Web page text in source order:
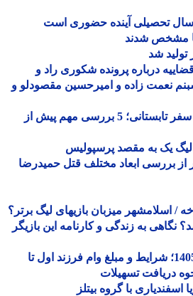
آینده حضوری است
شدند
شد
درباره پرونده شکوری راد و
زاده و امیرحسین مقصودلو و
آماده سازی خودرو برای سفر تابستانی؛ 5 بررسی مهم پیش از
یک به مقصد پرسپولیس
ابعاد مختلف قتل حمیدرضا
میزبان بازیهای لیگ برتر؟
به زندگی و کارنامه این بازیگر
ثبت نام وام فرزندآوری 1405؛ شرایط و مبلغ وام فرزند اول تا
با گروه بیتلز